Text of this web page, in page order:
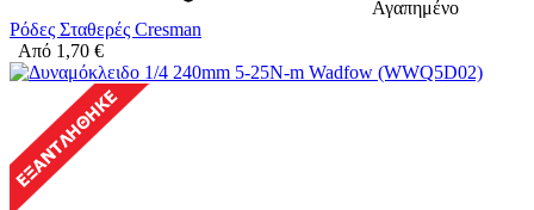
Αγαπημένο
Ρόδες Σταθερές Cresman
Από 1,70 €